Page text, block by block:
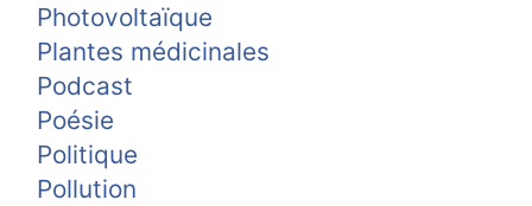
Photovoltaïque
Plantes médicinales
Podcast
Poésie
Politique
Pollution